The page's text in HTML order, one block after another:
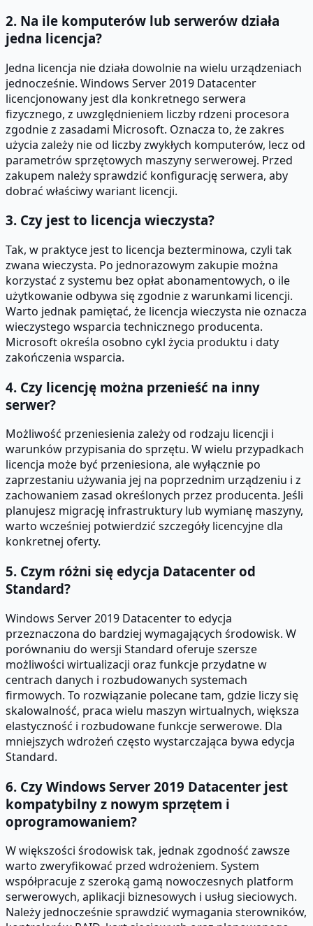
2. Na ile komputerów lub serwerów działa
jedna licencja?
Jedna licencja nie działa dowolnie na wielu urządzeniach
jednocześnie. Windows Server 2019 Datacenter
licencjonowany jest dla konkretnego serwera
fizycznego, z uwzględnieniem liczby rdzeni procesora
zgodnie z zasadami Microsoft. Oznacza to, że zakres
użycia zależy nie od liczby zwykłych komputerów, lecz od
parametrów sprzętowych maszyny serwerowej. Przed
zakupem należy sprawdzić konfigurację serwera, aby
dobrać właściwy wariant licencji.
3. Czy jest to licencja wieczysta?
Tak, w praktyce jest to licencja bezterminowa, czyli tak
zwana wieczysta. Po jednorazowym zakupie można
korzystać z systemu bez opłat abonamentowych, o ile
użytkowanie odbywa się zgodnie z warunkami licencji.
Warto jednak pamiętać, że licencja wieczysta nie oznacza
wieczystego wsparcia technicznego producenta.
Microsoft określa osobno cykl życia produktu i daty
zakończenia wsparcia.
4. Czy licencję można przenieść na inny
serwer?
Możliwość przeniesienia zależy od rodzaju licencji i
warunków przypisania do sprzętu. W wielu przypadkach
licencja może być przeniesiona, ale wyłącznie po
zaprzestaniu używania jej na poprzednim urządzeniu i z
zachowaniem zasad określonych przez producenta. Jeśli
planujesz migrację infrastruktury lub wymianę maszyny,
warto wcześniej potwierdzić szczegóły licencyjne dla
konkretnej oferty.
5. Czym różni się edycja Datacenter od
Standard?
Windows Server 2019 Datacenter to edycja
przeznaczona do bardziej wymagających środowisk. W
porównaniu do wersji Standard oferuje szersze
możliwości wirtualizacji oraz funkcje przydatne w
centrach danych i rozbudowanych systemach
firmowych. To rozwiązanie polecane tam, gdzie liczy się
skalowalność, praca wielu maszyn wirtualnych, większa
elastyczność i rozbudowane funkcje serwerowe. Dla
mniejszych wdrożeń często wystarczająca bywa edycja
Standard.
6. Czy Windows Server 2019 Datacenter jest
kompatybilny z nowym sprzętem i
oprogramowaniem?
W większości środowisk tak, jednak zgodność zawsze
warto zweryfikować przed wdrożeniem. System
współpracuje z szeroką gamą nowoczesnych platform
serwerowych, aplikacji biznesowych i usług sieciowych.
Należy jednocześnie sprawdzić wymagania sterowników,